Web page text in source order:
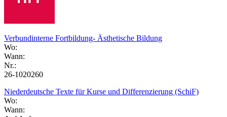
Verbundinterne Fortbildung- Ästhetische Bildung
Wo:
Wann:
Nr.:
26-1020260
Niederdeutsche Texte für Kurse und Differenzierung (SchiF)
Wo:
Wann: